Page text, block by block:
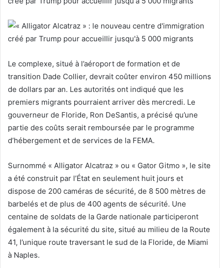
Le complexe, situé à l’aéroport de formation et de
transition Dade Collier, devrait coûter environ 450 millions
de dollars par an. Les autorités ont indiqué que les
premiers migrants pourraient arriver dès mercredi. Le
gouverneur de Floride, Ron DeSantis, a précisé qu’une
partie des coûts serait remboursée par le programme
d’hébergement et de services de la FEMA.
Surnommé « Alligator Alcatraz » ou « Gator Gitmo », le site
a été construit par l’État en seulement huit jours et
dispose de 200 caméras de sécurité, de 8 500 mètres de
barbelés et de plus de 400 agents de sécurité. Une
centaine de soldats de la Garde nationale participeront
également à la sécurité du site, situé au milieu de la Route
41, l’unique route traversant le sud de la Floride, de Miami
à Naples.